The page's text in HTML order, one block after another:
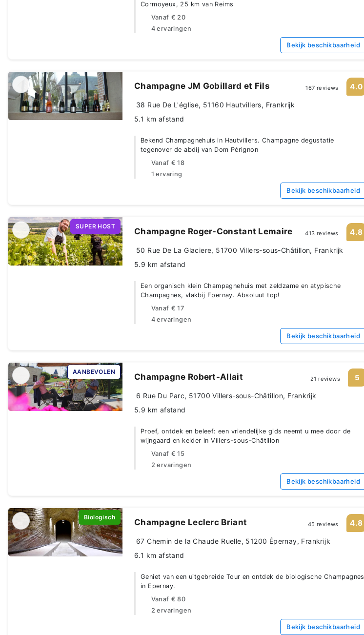
Cormoyeux, 25 km van Reims
Vanaf € 20
4 ervaringen
Bekijk beschikbaarheid
Champagne JM Gobillard et Fils 167 reviews 4.0
38 Rue De L'église, 51160 Hautvillers, Frankrijk
5.1 km afstand
Bekend Champagnehuis in Hautvillers. Champagne degustatie
tegenover de abdij van Dom Pérignon
Vanaf € 18
1 ervaring
Bekijk beschikbaarheid
SUPER HOST Champagne Roger-Constant Lemaire 413 reviews 4.8
50 Rue De La Glaciere, 51700 Villers-sous-Châtillon, Frankrijk
5.9 km afstand
Een organisch klein Champagnehuis met zeldzame en atypische
Champagnes, vlakbij Epernay. Absoluut top!
Vanaf € 17
4 ervaringen
Bekijk beschikbaarheid
AANBEVOLEN Champagne Robert-Allait 21 reviews 5
6 Rue Du Parc, 51700 Villers-sous-Châtillon, Frankrijk
5.9 km afstand
Proef, ontdek en beleef: een vriendelijke gids neemt u mee door de
wijngaard en kelder in Villers-sous-Châtillon
Vanaf € 15
2 ervaringen
Bekijk beschikbaarheid
Biologisch Champagne Leclerc Briant 45 reviews 4.8
67 Chemin de la Chaude Ruelle, 51200 Épernay, Frankrijk
6.1 km afstand
Geniet van een uitgebreide Tour en ontdek de biologische Champagnes
in Epernay.
Vanaf € 80
2 ervaringen
Bekijk beschikbaarheid